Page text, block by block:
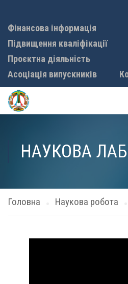
Фінансова інформація
Підвищення кваліфікації
Проєктна діяльність
Асоціація випускників
НАУКОВА
Головна Наукова робота